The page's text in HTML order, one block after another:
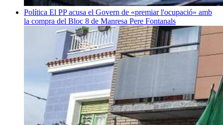
Política El PP acusa el Govern de «premiar l'ocupació» amb
la compra del Bloc 8 de Manresa Pere Fontanals